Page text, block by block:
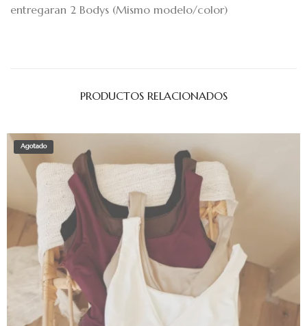
entregaran 2 Bodys (Mismo modelo/color)
PRODUCTOS RELACIONADOS
Agotado